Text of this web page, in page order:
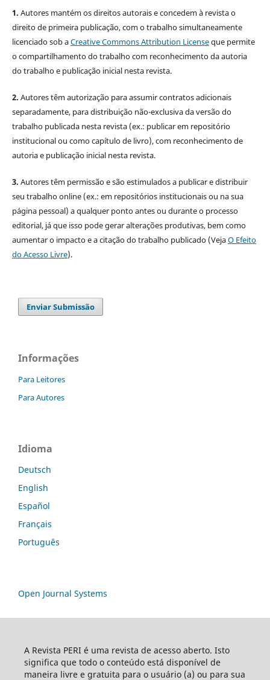
1. Autores mantém os direitos autorais e concedem à revista o
direito de primeira publicação, com o trabalho simultaneamente
licenciado sob aCreative Commons Attribution Licenseque permite
o compartilhamento do trabalho com reconhecimento da autoria
do trabalho e publicação inicial nesta revista.
2. Autores têm autorização para assumir contratos adicionais
separadamente, para distribuição não-exclusiva da versão do
trabalho publicada nesta revista (ex.: publicar em repositório
institucional ou como capítulo de livro), com reconhecimento de
autoria e publicação inicial nesta revista.
3. Autores têm permissão e são estimulados a publicar e distribuir
seu trabalho online (ex.: em repositórios institucionais ou na sua
página pessoal) a qualquer ponto antes ou durante o processo
editorial, já que isso pode gerar alterações produtivas, bem como
aumentar o impacto e a citação do trabalho publicado (VejaO Efeito
do Acesso Livre).
Enviar Submissão
Informações
Para Leitores
Para Autores
Idioma
Deutsch
English
Español
Français
Português
Open Journal Systems
A Revista PERI é uma revista de acesso aberto. Isto
significa que todo o conteúdo está disponível de
maneira livre e gratuita para o usuário (a) ou para sua